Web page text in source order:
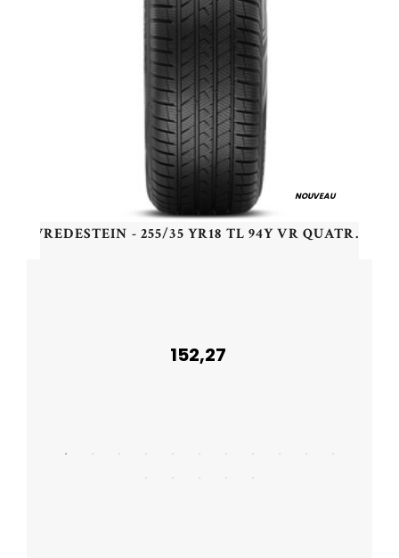
NOUVEAU
VREDESTEIN - 255/35 YR18 TL 94Y VR QUATRAC PRO+ XL - 2553518 - CBB
152,27